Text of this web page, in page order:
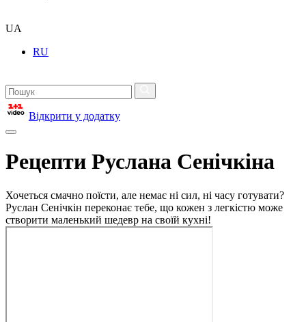
UA
RU
Відкрити у додатку
Рецепти Руслана Сенічкіна
Хочеться смачно поїсти, але немає ні сил, ні часу готувати?
Руслан Сенічкін переконає тебе, що кожен з легкістю може
створити маленький шедевр на своїй кухні!